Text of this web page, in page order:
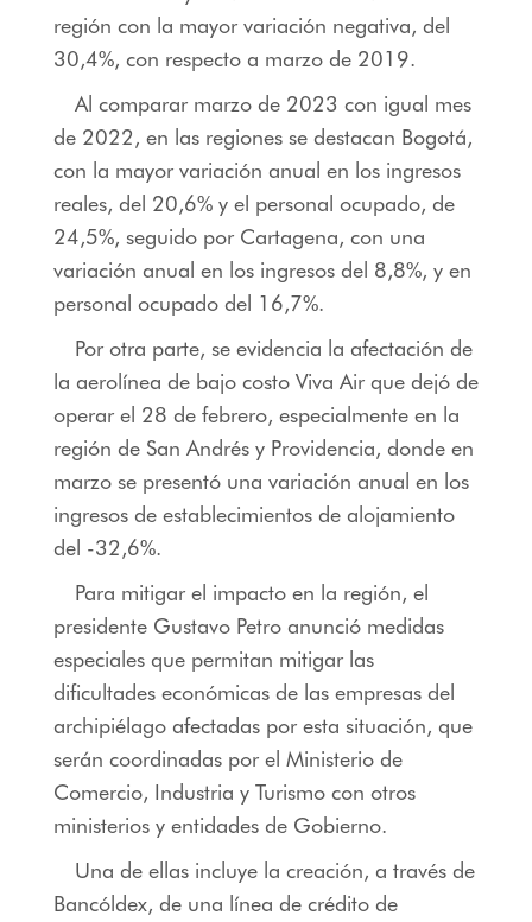
región con la mayor variación negativa, del
30,4%, con respecto a marzo de 2019.
Al comparar marzo de 2023 con igual mes
de 2022, en las regiones se destacan Bogotá,
con la mayor variación anual en los ingresos
reales, del 20,6% y el personal ocupado, de
24,5%, seguido por Cartagena, con una
variación anual en los ingresos del 8,8%, y en
personal ocupado del 16,7%.
Por otra parte, se evidencia la afectación de
la aerolínea de bajo costo Viva Air que dejó de
operar el 28 de febrero, especialmente en la
región de San Andrés y Providencia, donde en
marzo se presentó una variación anual en los
ingresos de establecimientos de alojamiento
del -32,6%.
Para mitigar el impacto en la región, el
presidente Gustavo Petro anunció medidas
especiales que permitan mitigar las
dificultades económicas de las empresas del
archipiélago afectadas por esta situación, que
serán coordinadas por el Ministerio de
Comercio, Industria y Turismo con otros
ministerios y entidades de Gobierno.
Una de ellas incluye la creación, a través de
Bancóldex, de una línea de crédito de